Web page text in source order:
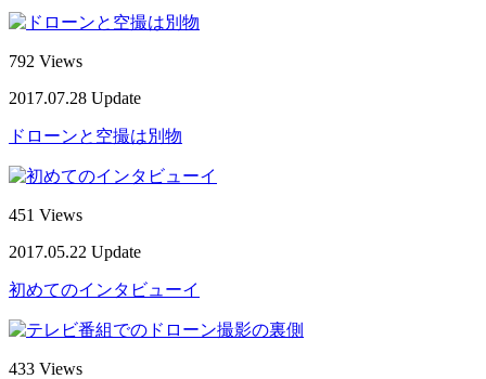
792 Views
2017.07.28 Update
ドローンと空撮は別物
451 Views
2017.05.22 Update
初めてのインタビューイ
433 Views